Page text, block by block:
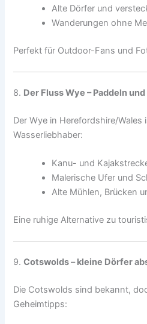
Alte Dörfer und
Wanderungen ohne
Perfekt für Outdoor-Fans und
8. Der Fluss Wye – Paddeln
Der Wye in Herefordshire/Wales
Wasserliebhaber:
Kanu- und
Malerische Ufer und
Alte Mühlen, Brücken
Eine ruhige Alternative zu
9.Cotswolds – kleine Dörfer
Die Cotswolds sind bekannt,
Geheimtipps: